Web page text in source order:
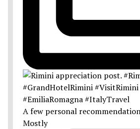
A few personal
Mostly